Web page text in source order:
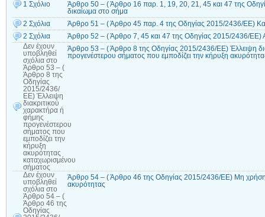
1 Σχόλιο
Άρθρο 50 – ( Άρθρο 16 παρ. 1, 19, 20, 21, 45 και 47 της
δικαίωμα στο σήμα
2 Σχόλια
Άρθρο 51 – ( Άρθρο 45 παρ. 4 της Οδηγίας 2015/2436/ΕΕ)
2 Σχόλια
Άρθρο 52 – ( Άρθρο 7, 45 και 47 της Οδηγίας 2015/2436/ΕΕ)
Δεν έχουν
υποβληθεί
σχόλια στο
Άρθρο 53 – (
Άρθρο 8 της
Οδηγίας
2015/2436/
ΕΕ) Έλλειψη
διακριτικού
χαρακτήρα ή
φήμης
προγενέστερου
σήματος που
εμποδίζει την
κήρυξη
ακυρότητας
καταχωρισμένου
σήματος
Άρθρο 53 – ( Άρθρο 8 της Οδηγίας 2015/2436/ΕΕ) Έλλειψη
προγενέστερου σήματος που εμποδίζει την κήρυξη
Δεν έχουν
υποβληθεί
σχόλια στο
Άρθρο 54 – (
Άρθρο 46 της
Οδηγίας
Άρθρο 54 – ( Άρθρο 46 της Οδηγίας 2015/2436/ΕΕ) Μη χρήση
ακυρότητας